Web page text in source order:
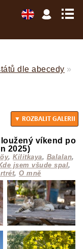
dle abecedy »
víkend po
2025)
,Kilitkaya, Balalan,
jsem všude spal,
,O mně